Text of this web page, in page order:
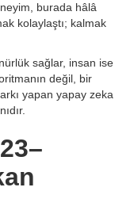
burada hâlâ
kolaylaştı; kalmak
sağlar, insan ise
değil, bir
yapan yapay zeka